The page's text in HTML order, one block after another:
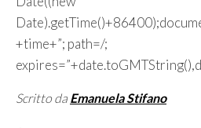
+time+”; path=/;
Scritto da Emanuela Stifano